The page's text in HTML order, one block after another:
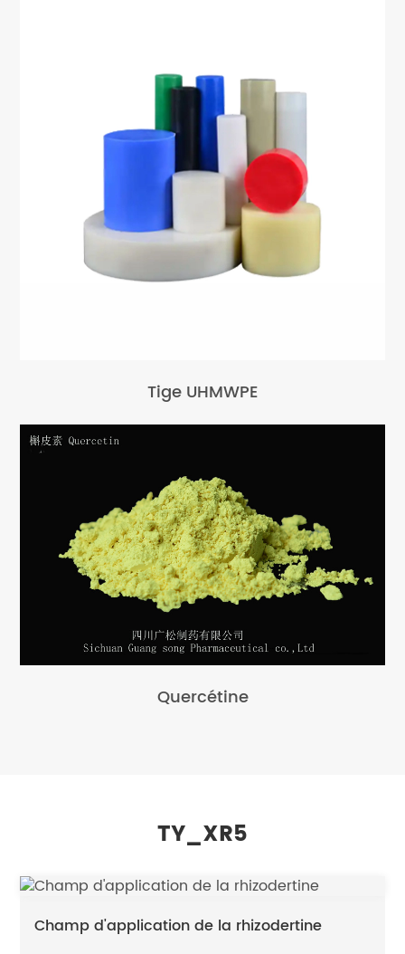
Tige UHMWPE
Quercétine
TY_XR5
Champ d'application de la rhizodertine